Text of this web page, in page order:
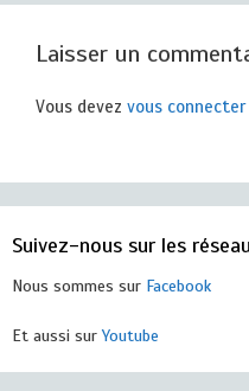
Laisser un
Vous devez vous connecter
Suivez-nous sur les
Nous sommes sur Facebook
Et aussi surYoutube